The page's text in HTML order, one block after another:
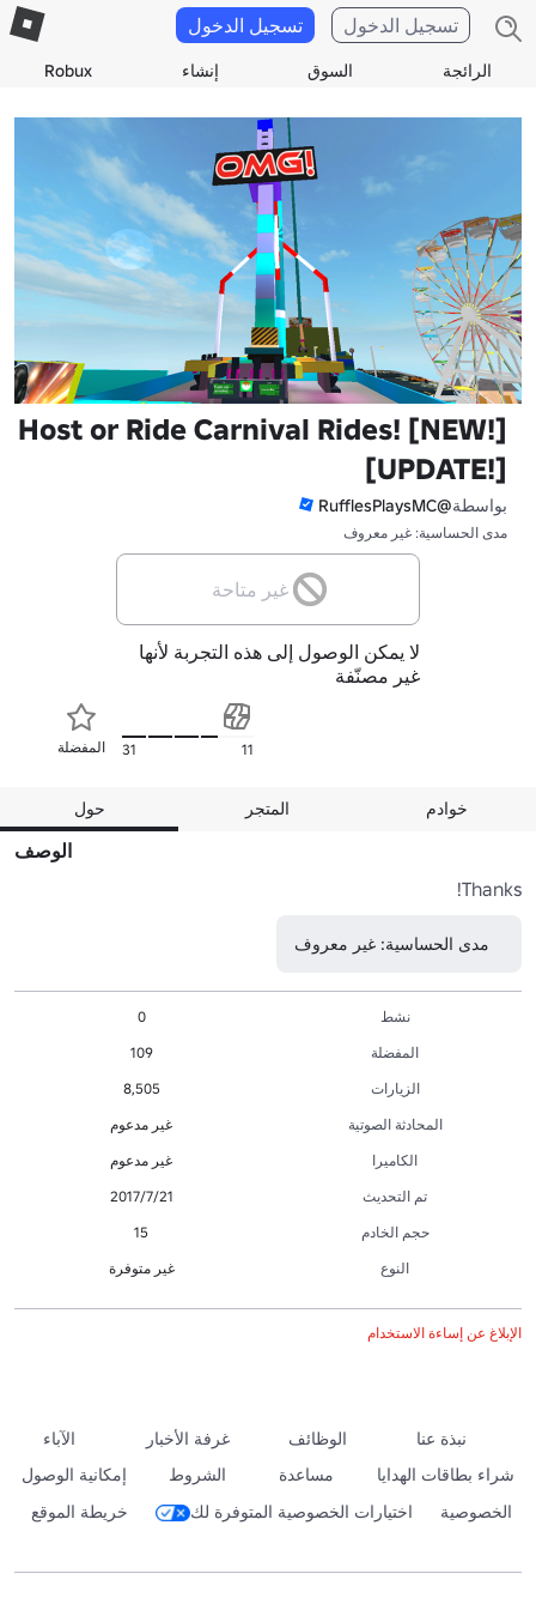
الرائجة السوق إنشاء Robux
تسجيل الدخول تسجيل الدخول
Host or Ride Carnival Rides! [NEW!]
[UPDATE!]
بواسطة@RufflesPlaysMC
مدى الحساسية: غير معروف
غير متاحة
لا يمكن الوصول إلى هذه التجربة لأنها
غير مصنّفة
المفضلة 31 11
حول المتجر خوادم
الوصف
Thanks!
مدى الحساسية: غير معروف
نشط
0
المفضلة
109
الزيارات
8,505
المحادثة الصوتية
غير مدعوم
الكاميرا
غير مدعوم
تم التحديث
21‏/7‏/2017
حجم الخادم
15
النوع
غير متوفرة
الإبلاغ عن إساءة الاستخدام
نبذة عنا الوظائف غرفة الأخبار
الآباء
شراء بطاقات الهدايا
مساعدة الشروط
إمكانية الوصول
الخصوصية
اختيارات الخصوصية المتوفرة لك خريطة الموقع